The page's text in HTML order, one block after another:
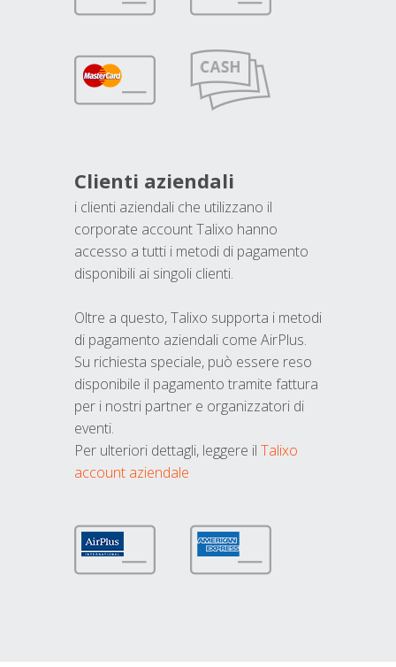
Clienti aziendali
i clienti aziendali che utilizzano il
corporate account Talixo hanno
accesso a tutti i metodi di pagamento
disponibili ai singoli clienti.
Oltre a questo, Talixo supporta i metodi
di pagamento aziendali come AirPlus.
Su richiesta speciale, può essere reso
disponibile il pagamento tramite fattura
per i nostri partner e organizzatori di
eventi.
Per ulteriori dettagli, leggere il Talixo
account aziendale